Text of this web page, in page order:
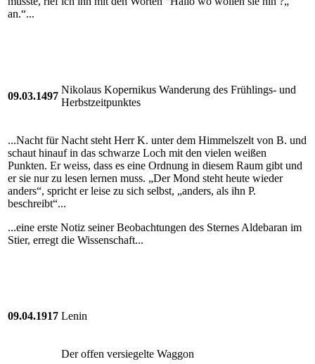
an.“...
09.03.1497
Nikolaus Kopernikus Wanderung des Frühlings- und
Herbstzeitpunktes
...Nacht für Nacht steht Herr K. unter dem Himmelszelt von B. und
schaut hinauf in das schwarze Loch mit den vielen weißen
Punkten. Er weiss, dass es eine Ordnung in diesem Raum gibt und
er sie nur zu lesen lernen muss. „Der Mond steht heute wieder
anders“, spricht er leise zu sich selbst, „anders, als ihn P.
beschreibt“...
...eine erste Notiz seiner Beobachtungen des Sternes Aldebaran im
Stier, erregt die Wissenschaft...
09.04.1917 Lenin
Der offen versiegelte Waggon